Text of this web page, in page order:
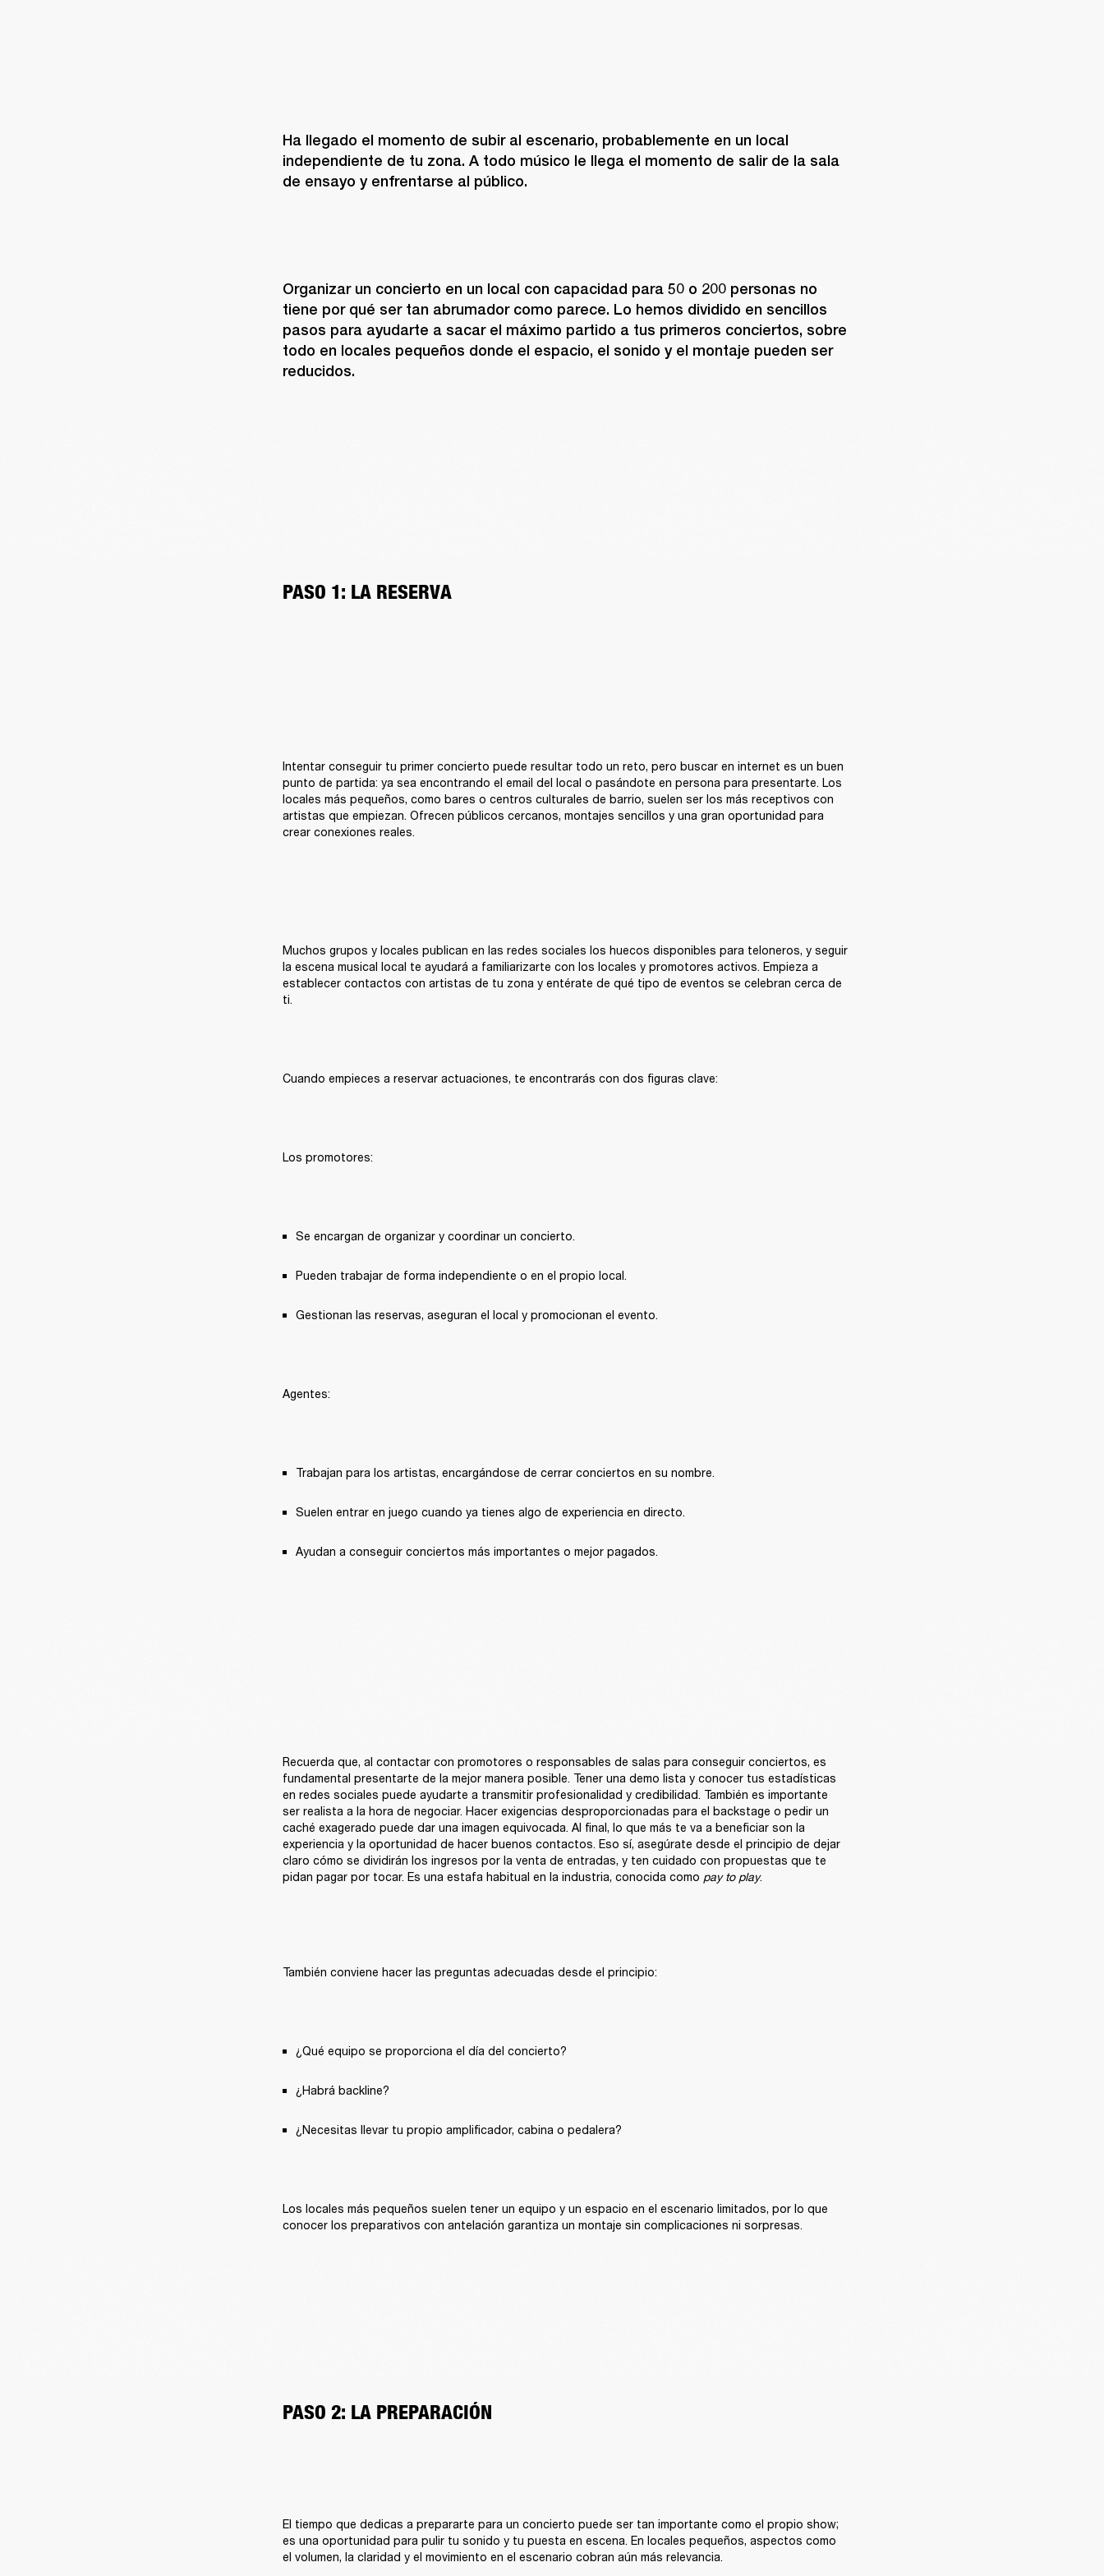
Ha llegado el momento de subir al escenario, probablemente en un local
independiente de tu zona. A todo músico le llega el momento de salir de la sala
de ensayo y enfrentarse al público.
Organizar un concierto en un local con capacidad para 50 o 200 personas no
tiene por qué ser tan abrumador como parece. Lo hemos dividido en sencillos
pasos para ayudarte a sacar el máximo partido a tus primeros conciertos, sobre
todo en locales pequeños donde el espacio, el sonido y el montaje pueden ser
reducidos.
PASO 1: LA RESERVA
Intentar conseguir tu primer concierto puede resultar todo un reto, pero buscar en internet es un buen
punto de partida: ya sea encontrando el email del local o pasándote en persona para presentarte. Los
locales más pequeños, como bares o centros culturales de barrio, suelen ser los más receptivos con
artistas que empiezan. Ofrecen públicos cercanos, montajes sencillos y una gran oportunidad para
crear conexiones reales.
Muchos grupos y locales publican en las redes sociales los huecos disponibles para teloneros, y seguir
la escena musical local te ayudará a familiarizarte con los locales y promotores activos. Empieza a
establecer contactos con artistas de tu zona y entérate de qué tipo de eventos se celebran cerca de
ti.
Cuando empieces a reservar actuaciones, te encontrarás con dos figuras clave:
Los promotores:
Se encargan de organizar y coordinar un concierto.
Pueden trabajar de forma independiente o en el propio local.
Gestionan las reservas, aseguran el local y promocionan el evento.
Agentes:
Trabajan para los artistas, encargándose de cerrar conciertos en su nombre.
Suelen entrar en juego cuando ya tienes algo de experiencia en directo.
Ayudan a conseguir conciertos más importantes o mejor pagados.
Recuerda que, al contactar con promotores o responsables de salas para conseguir conciertos, es
fundamental presentarte de la mejor manera posible. Tener una demo lista y conocer tus estadísticas
en redes sociales puede ayudarte a transmitir profesionalidad y credibilidad. También es importante
ser realista a la hora de negociar. Hacer exigencias desproporcionadas para el backstage o pedir un
caché exagerado puede dar una imagen equivocada. Al final, lo que más te va a beneficiar son la
experiencia y la oportunidad de hacer buenos contactos. Eso sí, asegúrate desde el principio de dejar
claro cómo se dividirán los ingresos por la venta de entradas, y ten cuidado con propuestas que te
pidan pagar por tocar. Es una estafa habitual en la industria, conocida como pay to play.
También conviene hacer las preguntas adecuadas desde el principio:
¿Qué equipo se proporciona el día del concierto?
¿Habrá backline?
¿Necesitas llevar tu propio amplificador, cabina o pedalera?
Los locales más pequeños suelen tener un equipo y un espacio en el escenario limitados, por lo que
conocer los preparativos con antelación garantiza un montaje sin complicaciones ni sorpresas.
PASO 2: LA PREPARACIÓN
El tiempo que dedicas a prepararte para un concierto puede ser tan importante como el propio show;
es una oportunidad para pulir tu sonido y tu puesta en escena. En locales pequeños, aspectos como
el volumen, la claridad y el movimiento en el escenario cobran aún más relevancia.